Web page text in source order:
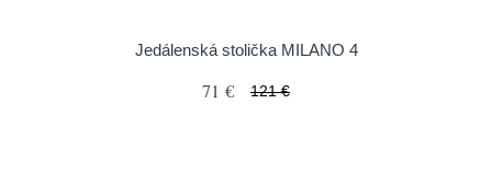
Jedálenská stolička MILANO 4
71 € 121 €